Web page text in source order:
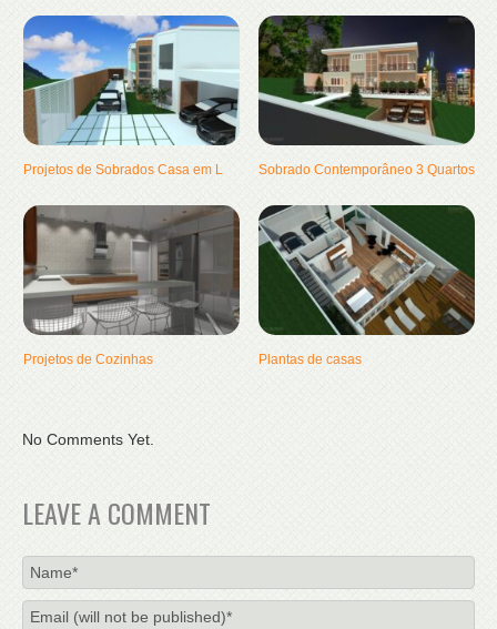
Projetos de Sobrados Casa em L Sobrado Contemporâneo 3 Quartos
Projetos de Cozinhas Plantas de casas
No Comments Yet.
LEAVE A COMMENT